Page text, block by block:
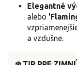
Elegantné
alebo
a vzdušne.